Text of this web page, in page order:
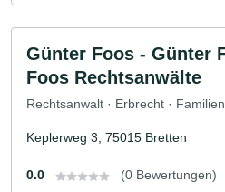
Günter Foos - Günter
Foos Rechtsanwälte
Rechtsanwalt · Erbrecht ·
Keplerweg 3, 75015 Bretten
0.0 (0 Bewertungen)